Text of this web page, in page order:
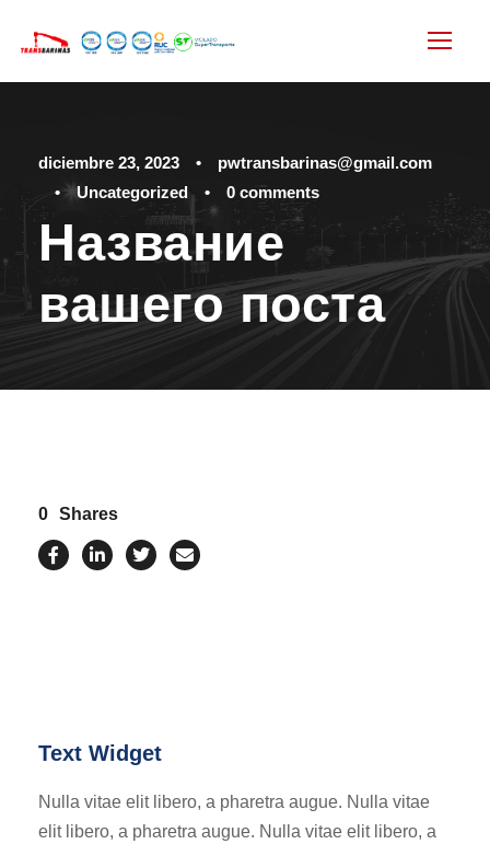
diciembre 23, 2023 •
pwtransbarinas@gmail.com
•
Uncategorized • 0 comments
Название
вашего поста
0 Shares
Text Widget
Nulla vitae elit libero, a pharetra augue. Nulla vitae
elit libero, a pharetra augue. Nulla vitae elit libero, a